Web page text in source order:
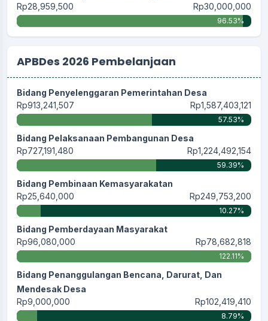
Rp28,959,500
Rp30,000,000
96.53%
APBDes 2026 Pembelanjaan
Bidang Penyelenggaran Pemerintahan Desa
Rp913,241,507
Rp1,587,403,121
57.53%
Bidang Pelaksanaan Pembangunan Desa
Rp727,191,480
Rp1,224,492,154
59.39%
Bidang Pembinaan Kemasyarakatan
Rp25,640,000
Rp249,753,200
10.27%
Bidang Pemberdayaan Masyarakat
Rp96,080,000
Rp78,682,818
122.11%
Bidang Penanggulangan Bencana, Darurat, Dan
Mendesak Desa
Rp9,000,000
Rp102,419,410
8.79%